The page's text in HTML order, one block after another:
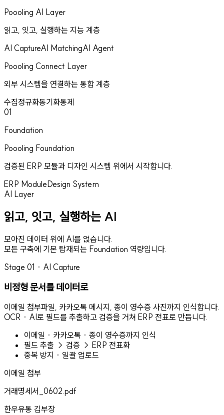
Poooling AI Layer
읽고, 잇고, 실행하는 지능 계층
AI CaptureAI MatchingAI Agent
Poooling Connect Layer
외부 시스템을 연결하는 통합 계층
수집정규화동기화통제
01
Foundation
Poooling Foundation
검증된 ERP 모듈과 디자인 시스템 위에서 시작합니다.
ERP Module Design System
AI Layer
읽고, 잇고, 실행하는 AI
모아진 데이터 위에 AI를 얹습니다.
모든 구축에 기본 탑재되는 Foundation 역량입니다.
Stage 01 · AI Capture
비정형 문서를 데이터로
이메일 첨부파일, 카카오톡 메시지, 종이 영수증 사진까지 인식합니다.
OCR · AI로 필드를 추출하고 검증을 거쳐 ERP 전표로 만듭니다.
이메일 · 카카오톡 · 종이 영수증까지 인식
필드 추출 → 검증 → ERP 전표화
중복 방지 · 일괄 업로드
이메일 첨부
거래명세서_0602.pdf
한우유통 김부장